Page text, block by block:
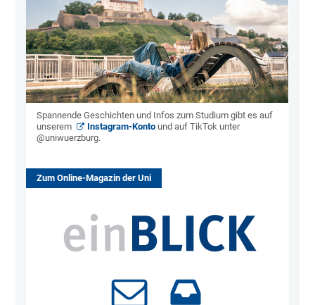
Spannende Geschichten und Infos zum Studium gibt es auf
unserem
Instagram-Konto und auf TikTok unter
@uniwuerzburg.
Zum Online-Magazin der Uni